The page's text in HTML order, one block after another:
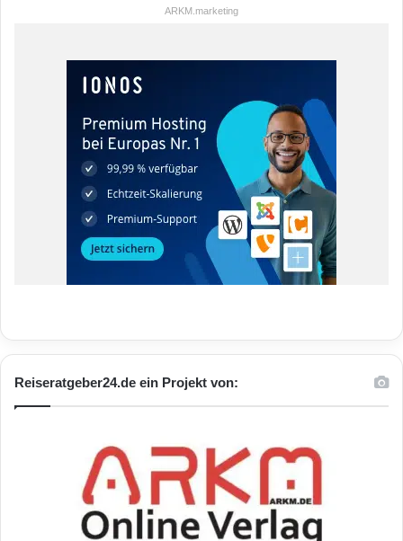
ARKM.marketing
Reiseratgeber24.de ein Projekt von: